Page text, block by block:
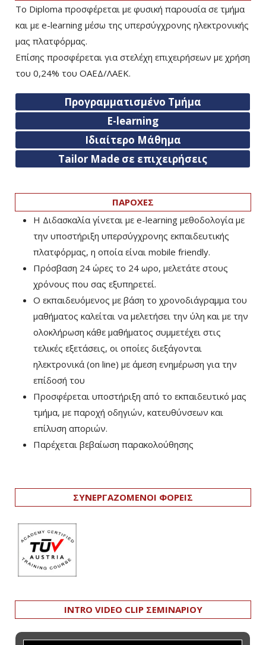
Το Diploma προσφέρεται με φυσική παρουσία σε τμήμα
και με e-learning μέσω της υπερσύγχρονης ηλεκτρονικής
μας πλατφόρμας.
Επίσης προσφέρεται για στελέχη επιχειρήσεων με χρήση
του 0,24% του ΟΑΕΔ/ΛΑΕΚ.
Προγραμματισμένο Τμήμα
E-learning
Ιδιαίτερο Μάθημα
Tailor Made σε επιχειρήσεις
ΠΑΡΟΧΕΣ
Η Διδασκαλία γίνεται με e-learning μεθοδολογία με
την υποστήριξη υπερσύγχρονης εκπαιδευτικής
πλατφόρμας, η οποία είναι mobile friendly.
Πρόσβαση 24 ώρες το 24 ωρο, μελετάτε στους
χρόνους που σας εξυπηρετεί.
Ο εκπαιδευόμενος με βάση το χρονοδιάγραμμα του
μαθήματος καλείται να μελετήσει την ύλη και με την
ολοκλήρωση κάθε μαθήματος συμμετέχει στις
τελικές εξετάσεις, οι οποίες διεξάγονται
ηλεκτρονικά (on line) με άμεση ενημέρωση για την
επίδοσή του
Προσφέρεται υποστήριξη από το εκπαιδευτικό μας
τμήμα, με παροχή οδηγιών, κατευθύνσεων και
επίλυση αποριών.
Παρέχεται βεβαίωση παρακολούθησης
ΣΥΝΕΡΓΑΖΟΜΕΝΟΙ ΦΟΡΕΙΣ
INTRO VIDEO CLIP ΣΕΜΙΝΑΡΙΟΥ